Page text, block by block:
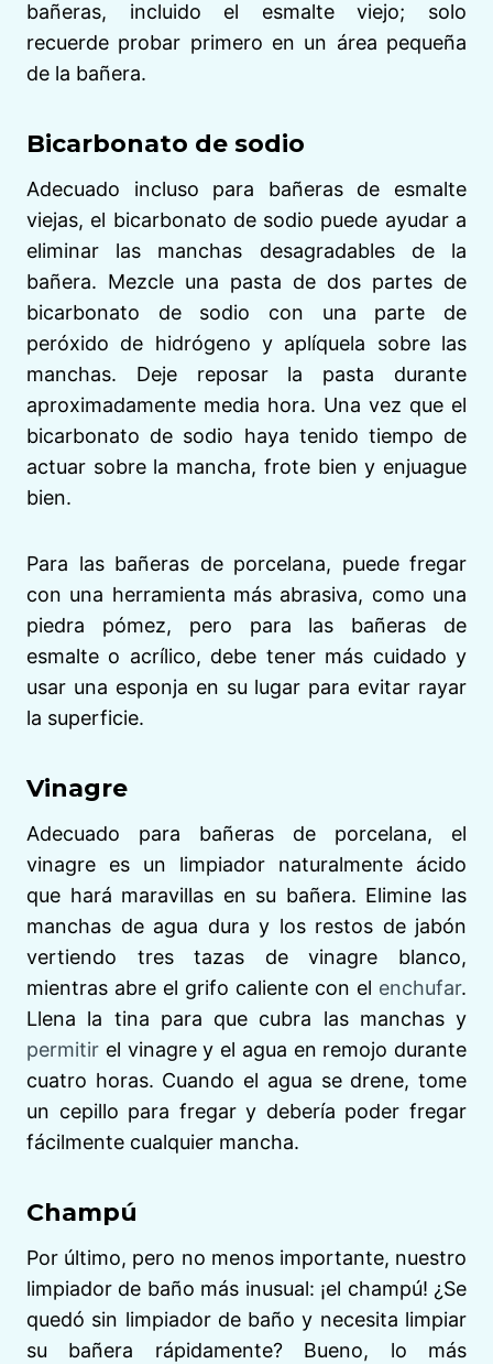
bañeras, incluido el esmalte viejo; solo
recuerde probar primero en un área pequeña
de la bañera.
Bicarbonato de sodio
Adecuado incluso para bañeras de esmalte
viejas, el bicarbonato de sodio puede ayudar a
eliminar las manchas desagradables de la
bañera. Mezcle una pasta de dos partes de
bicarbonato de sodio con una parte de
peróxido de hidrógeno y aplíquela sobre las
manchas. Deje reposar la pasta durante
aproximadamente media hora. Una vez que el
bicarbonato de sodio haya tenido tiempo de
actuar sobre la mancha, frote bien y enjuague
bien.
Para las bañeras de porcelana, puede fregar
con una herramienta más abrasiva, como una
piedra pómez, pero para las bañeras de
esmalte o acrílico, debe tener más cuidado y
usar una esponja en su lugar para evitar rayar
la superficie.
Vinagre
Adecuado para bañeras de porcelana, el
vinagre es un limpiador naturalmente ácido
que hará maravillas en su bañera. Elimine las
manchas de agua dura y los restos de jabón
vertiendo tres tazas de vinagre blanco,
mientras abre el grifo caliente con el enchufar.
Llena la tina para que cubra las manchas y
permitir el vinagre y el agua en remojo durante
cuatro horas. Cuando el agua se drene, tome
un cepillo para fregar y debería poder fregar
fácilmente cualquier mancha.
Champú
Por último, pero no menos importante, nuestro
limpiador de baño más inusual: ¡el champú! ¿Se
quedó sin limpiador de baño y necesita limpiar
su bañera rápidamente? Bueno, lo más